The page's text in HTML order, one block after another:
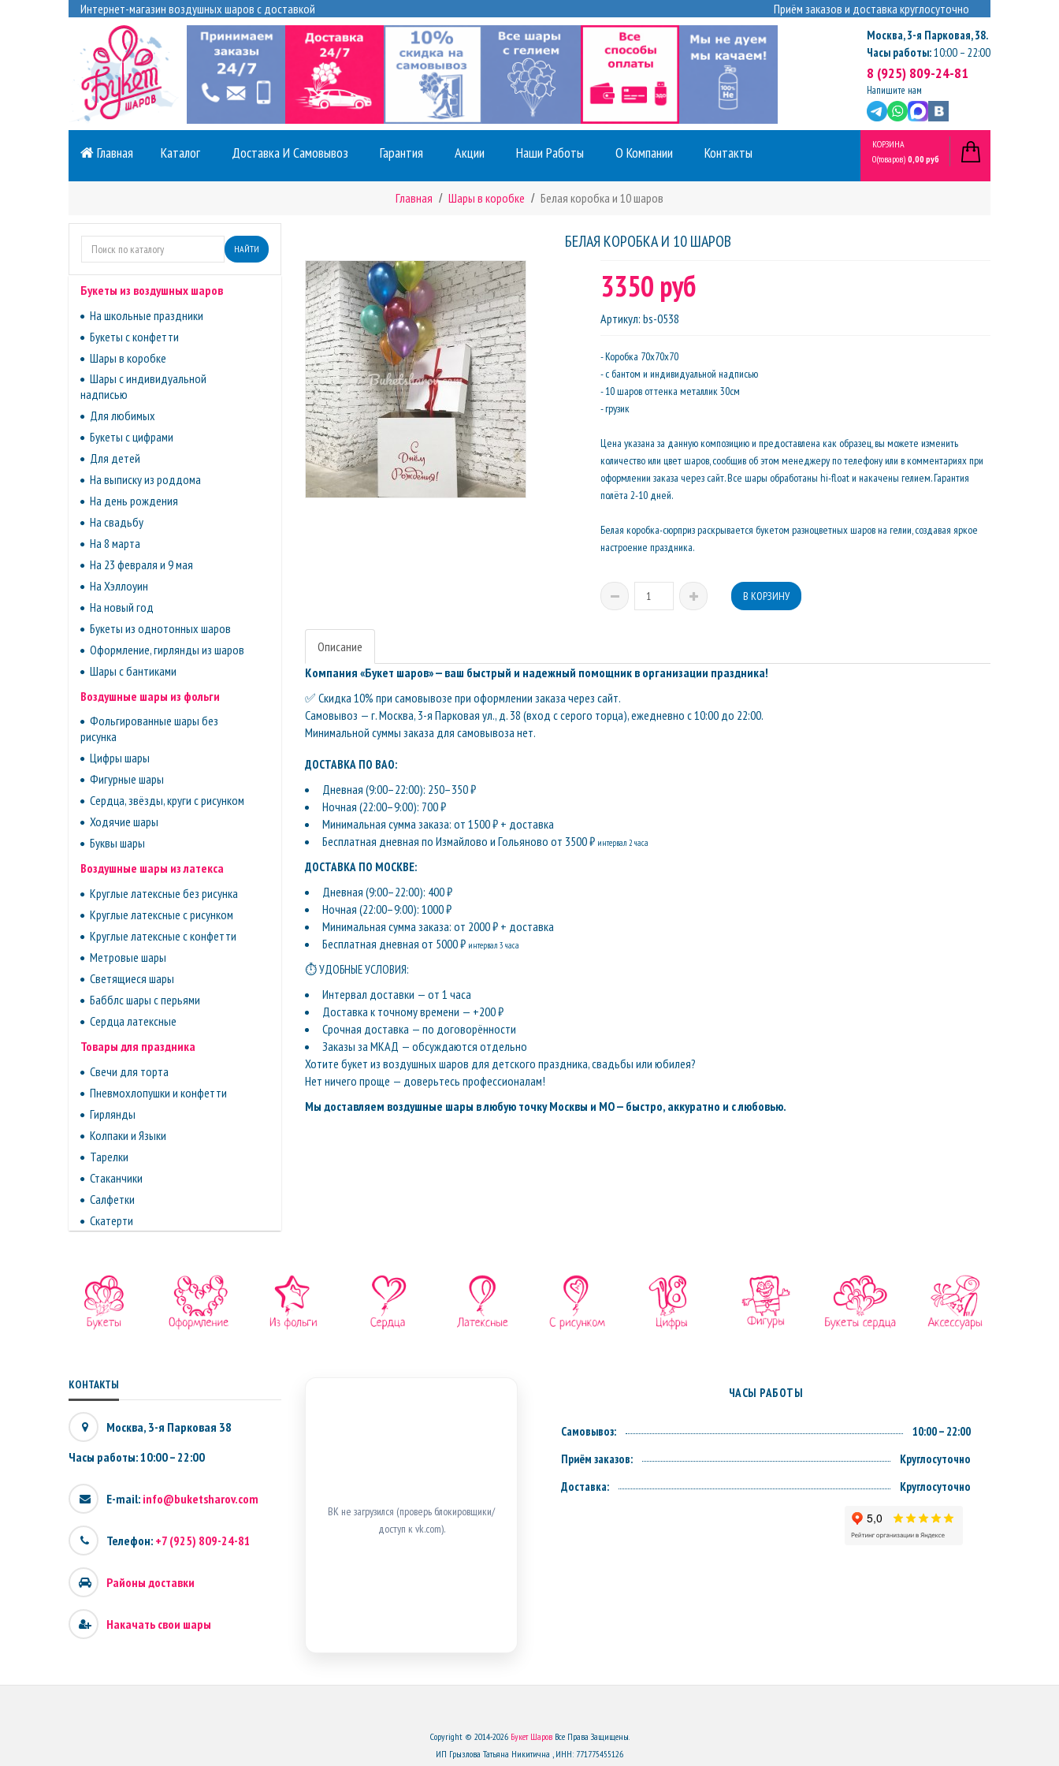
Интернет-магазин воздушных шаров с доставкой Приём заказов и доставка круглосуточно
Москва,3-я Парковая, 38.
Часы работы:10:00 – 22:00
8 (925) 809-24-81
Напишите нам
Главная Каталог Доставка И Самовывоз Гарантия Акции Наши Работы О Компании Контакты
КОРЗИНА
0(товаров) 0,00 руб
Главная Шары в коробке Белая коробка и 10 шаров
НАЙТИ
Букеты из воздушных шаров
На школьные праздники
Букеты с конфетти
Шары в коробке
Шары с индивидуальной
надписью
Для любимых
Букеты с цифрами
Для детей
На выписку из роддома
На день рождения
На свадьбу
На 8 марта
На 23 февраля и 9 мая
На Хэллоуин
На новый год
Букеты из однотонных шаров
Оформление, гирлянды из шаров
Шары с бантиками
Воздушные шары из фольги
Фольгированные шары без
рисунка
Цифры шары
Фигурные шары
Сердца, звёзды, круги с рисунком
Ходячие шары
Буквы шары
Воздушные шары из латекса
Круглые латексные без рисунка
Круглые латексные с рисунком
Круглые латексные с конфетти
Метровые шары
Светящиеся шары
Бабблс шары с перьями
Сердца латексные
Товары для праздника
Свечи для торта
Пневмохлопушки и конфетти
Гирлянды
Колпаки и Языки
Тарелки
Стаканчики
Салфетки
Скатерти
БЕЛАЯ КОРОБКА И 10 ШАРОВ
3350 руб
Артикул: bs-0538
- Коробка 70х70х70
- с бантом и индивидуальной надписью
- 10 шаров оттенка металлик 30см
- грузик
Цена указана за данную композицию и предоставлена как образец, вы можете изменить
количество или цвет шаров, сообщив об этом менеджеру по телефону или в комментариях при
оформлении заказа через сайт. Все шары обработаны hi-float и накачены гелием. Гарантия
полёта 2-10 дней.
Белая коробка-сюрприз раскрывается букетом разноцветных шаров на гелии, создавая яркое
настроение праздника.
Описание
Компания «Букет шаров» — ваш быстрый и надежный помощник в организации праздника!
✅ Скидка 10% при самовывозе при оформлении заказа через сайт.
Самовывоз — г. Москва, 3-я Парковая ул., д. 38 (вход с серого торца), ежедневно с 10:00 до 22:00.
Минимальной суммы заказа для самовывоза нет.
ДОСТАВКА ПО ВАО:
Дневная (9:00–22:00): 250–350 ₽
Ночная (22:00–9:00): 700 ₽
Минимальная сумма заказа: от 1500 ₽ + доставка
Бесплатная дневная по Измайлово и Гольяново от 3500 ₽ интервал 2 часа
ДОСТАВКА ПО МОСКВЕ:
Дневная (9:00–22:00): 400 ₽
Ночная (22:00–9:00): 1000 ₽
Минимальная сумма заказа: от 2000 ₽ + доставка
Бесплатная дневная от 5000 ₽ интервал 3 часа
⏱ УДОБНЫЕ УСЛОВИЯ:
Интервал доставки — от 1 часа
Доставка к точному времени — +200 ₽
Срочная доставка — по договорённости
Заказы за МКАД — обсуждаются отдельно
Хотите букет из воздушных шаров для детского праздника, свадьбы или юбилея?
Нет ничего проще — доверьтесь профессионалам!
Мы доставляем воздушные шары в любую точку Москвы и МО — быстро, аккуратно и с любовью.
КОНТАКТЫ
Москва, 3-я Парковая 38
Часы работы: 10:00 – 22:00
E-mail: info@buketsharov.com
Телефон: +7 (925) 809-24-81
Районы доставки
Накачать свои шары
ВК не загрузился (проверь блокировщики/
доступ к vk.com).
ЧАСЫ РАБОТЫ
Самовывоз:
10:00 – 22:00
Приём заказов:
Круглосуточно
Доставка:
Круглосуточно
Copyright © 2014-2026 Букет ШаровВсе Права Защищены.
ИП Грызлова Татьяна Никитична , ИНН: 771775455126